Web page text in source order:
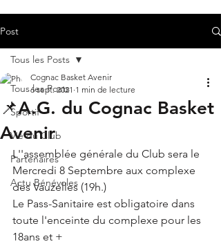
Post
Tous les Posts
Sportif
Vie du Club
Partenaires
Actu Bénévoles
Tous les Posts
📌A.G. du Cognac Basket
Avenir
Cognac Basket Avenir
6 sept. 2021 1 min de lecture
L''assemblée générale du Club sera le
Mercredi 8 Septembre aux complexe
des Vauzelles (19h.)
Le Pass-Sanitaire est obligatoire dans
toute l'enceinte du complexe pour les
18ans et +